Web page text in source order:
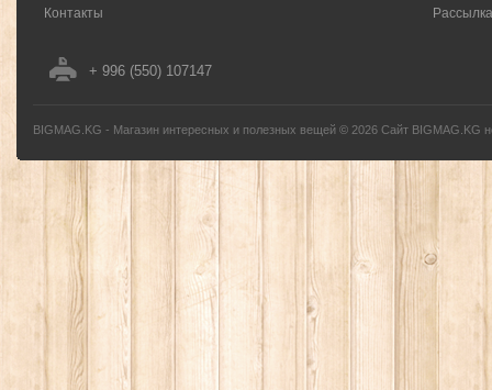
Контакты
Рассылка
+ 996 (550) 107147
BIGMAG.KG - Магазин интересных и полезных вещей © 2026 Сайт BIGMAG.KG
без письменного разрешения автора - запрещено, и будет преследоваться по